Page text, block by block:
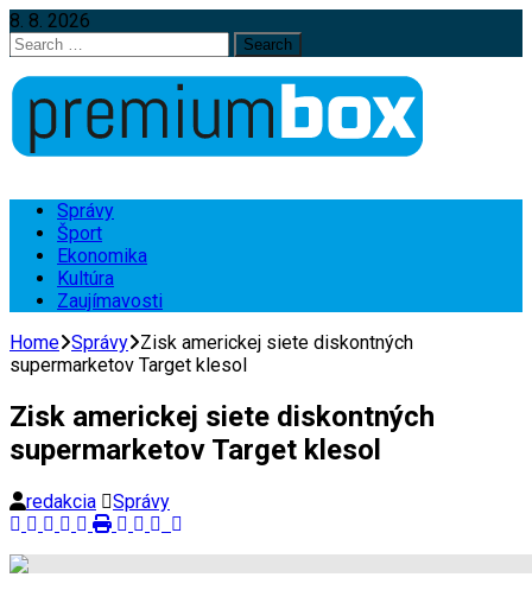
8. 8. 2026
Search
for:
Správy
Šport
Ekonomika
Kultúra
Zaujímavosti
Home Správy Zisk americkej siete diskontných
supermarketov Target klesol
Zisk americkej siete diskontných
supermarketov Target klesol
redakcia Správy